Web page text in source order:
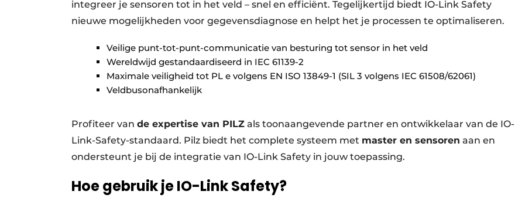
integreer je sensoren tot in het veld – snel en efficiënt. Tegelijkertijd biedt IO-Link Safety
nieuwe mogelijkheden voor gegevensdiagnose en helpt het je processen te optimaliseren.
Veilige punt-tot-punt-communicatie van besturing tot sensor in het veld
Wereldwijd gestandaardiseerd in IEC 61139-2
Maximale veiligheid tot PL e volgens EN ISO 13849-1 (SIL 3 volgens IEC 61508/62061)
Veldbusonafhankelijk
Profiteer van de expertise van PILZ als toonaangevende partner en ontwikkelaar van de IO-
Link-Safety-standaard. Pilz biedt het complete systeem met master en sensoren aan en
ondersteunt je bij de integratie van IO-Link Safety in jouw toepassing.
Hoe gebruik je IO-Link Safety?